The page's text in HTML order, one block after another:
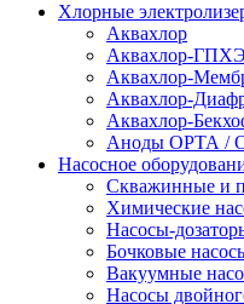
Хлорные
Аквахлор
Аквахлор-ГПХЭ
Аквахлор-
Аквахлор-
Аквахлор-
Аноды ОРТА /
Насосное
Скважинные и
Химические
Насосы-
Бочковые
Вакуумные
Насосы